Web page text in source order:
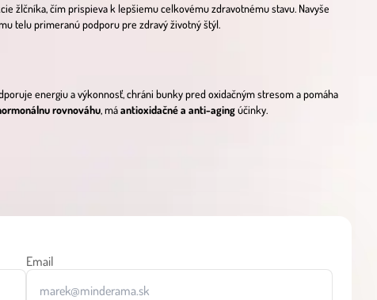
žlčníka, čím prispieva k lepšiemu celkovému zdravotnému stavu. Navyše
telu primeranú podporu pre zdravý životný štýl.
energiu a výkonnosť, chráni bunky pred oxidačným stresom a pomáha
rovnováhu, máantioxidačné a anti-agingúčinky.
Email